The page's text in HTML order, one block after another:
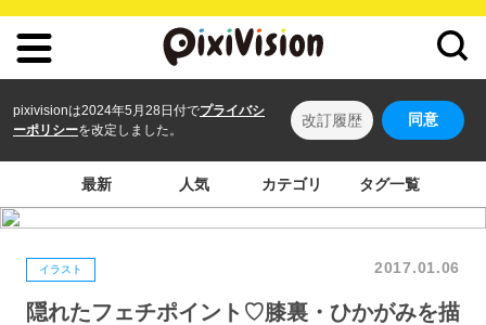
pixivisionは2024年5月28日付でプライバシ
ーポリシーを改定しました。
改訂履歴 同意
最新 人気 カテゴリ タグ一覧
イラスト 2017.01.06
隠れたフェチポイント♡膝裏・ひかがみを描